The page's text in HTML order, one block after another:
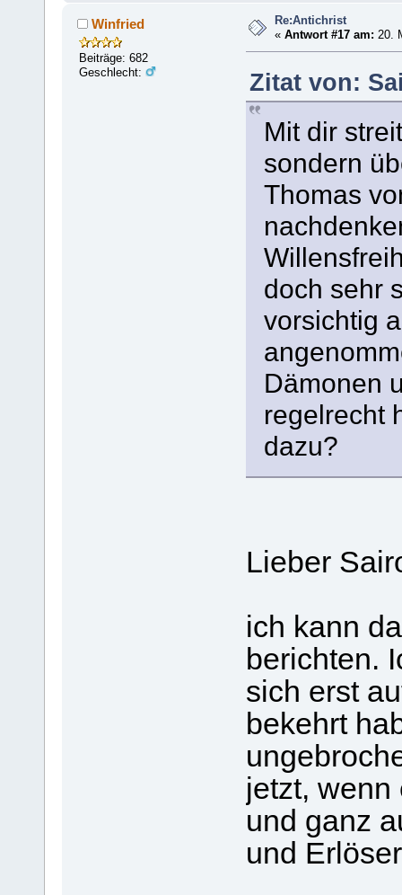
Winfried
Beiträge: 682
Geschlecht:
Re:Antichrist
«Antwort #17 am: 20.
Zitat von:
Mit dir
sondern
Thomas
doch sehr
vorsichtig
Dämonen
regelrecht
dazu?
Lieber
ich kann
berichten.
sich erst
bekehrt
jetzt,
und ganz
und